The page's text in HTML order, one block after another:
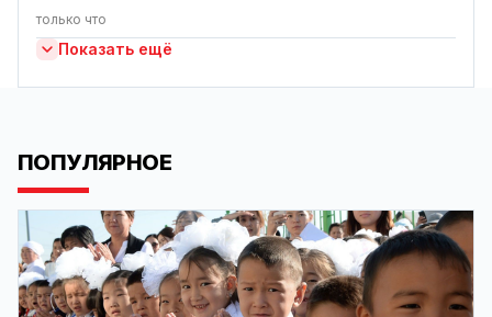
только что
Показать ещё
ПОПУЛЯРНОЕ